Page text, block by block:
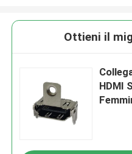
Ottieni il
HDMI